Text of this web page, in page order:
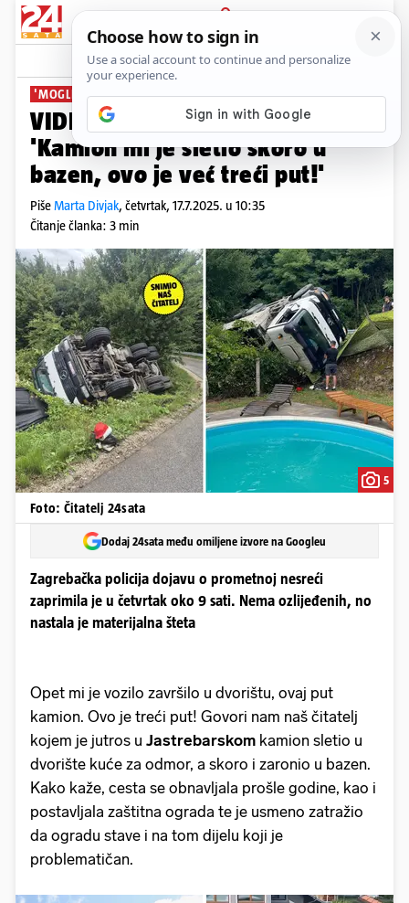
PRIJAVA
News Komentari
'MOGLI SU GOSTI NASTRADATI'
VIDEO Kaos u Jastrebarskom:
'Kamion mi je sletio skoro u
bazen, ovo je već treći put!'
PišeMarta Divjak, četvrtak, 17.7.2025. u 10:35
Čitanje članka: 3 min
5
Foto: Čitatelj 24sata
Dodaj 24sata među omiljene izvore na Googleu
Zagrebačka policija dojavu o prometnoj nesreći
zaprimila je u četvrtak oko 9 sati. Nema ozlijeđenih, no
nastala je materijalna šteta
Opet mi je vozilo završilo u dvorištu, ovaj put
kamion. Ovo je treći put! Govori nam naš čitatelj
kojem je jutros u Jastrebarskom kamion sletio u
dvorište kuće za odmor, a skoro i zaronio u bazen.
Kako kaže, cesta se obnavljala prošle godine, kao i
postavljala zaštitna ograda te je usmeno zatražio
da ogradu stave i na tom dijelu koji je
problematičan.